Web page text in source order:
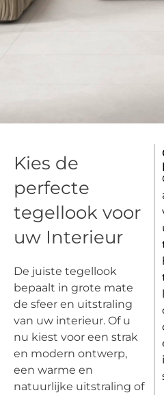
tijdloze stijl
Kies de
perfecte
tegellook voor
uw Interieur
De juiste tegellook
bepaalt in grote mate
de sfeer en uitstraling
van uw interieur. Of u
nu kiest voor een strak
en modern ontwerp,
een warme en
natuurlijke uitstraling of